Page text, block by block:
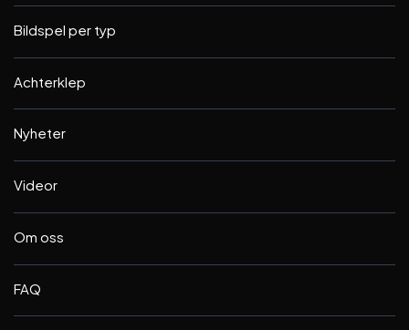
Bildspel per typ
Achterklep
Nyheter
Videor
Om oss
FAQ